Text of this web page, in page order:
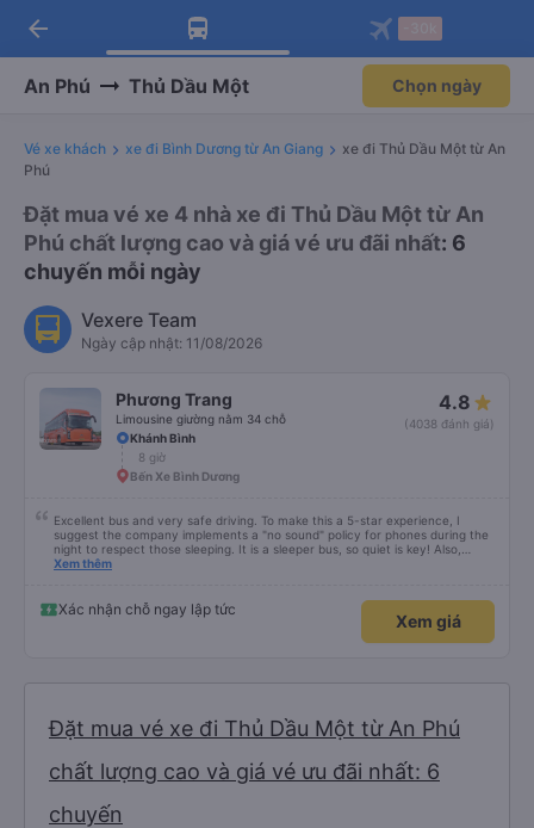
Tải app Vexere ngay!
Nhận ưu đãi thành viên độc
Mở app
Tải app Vexere
-30k/ghế khi đặt vé máy bay qua
Mở app
arrow_back
An Phú Thủ Dầu Một Chọn ngày
Vé xe khách xe đi Bình Dương từ An Giang
xe đi Thủ Dầu Một từ An
Phú
Đặt mua vé xe 4 nhà xe đi Thủ Dầu Một từ An
Phú chất lượng cao và giá vé ưu đãi nhất: 6
chuyến mỗi ngày
Vexere Team
Ngày cập nhật: 11/08/2026
Phương Trang
Limousine giường nằm 34 chỗ
4.8
(4038 đánh giá)
Khánh Bình
8 giờ
Bến Xe Bình Dương
Excellent bus and very safe driving. To make this a 5-star experience, I
suggest the company implements a "no sound" policy for phones during the
night to respect those sleeping. It is a sleeper bus, so quiet is key! Also,
please display the Wi-Fi password clearly inside the cabin for convenience. I
quy định rõ ràng về việc giữ im lặng (tắt âm thanh điện thoại) vào ban đêm
để tránh làm phiền hành khách khác ngủ. Ngoài ra, nhà xe nên dán sẵn mật
khẩu Wi-Fi trong xe để hành khách dễ dàng sử dụng. Tôi vẫn sẽ tiếp tục ủng
Xem thêm
Xác nhận chỗ ngay lập tức
Xem giá
Đặt mua vé xe đi Thủ Dầu Một từ An Phú
chất lượng cao và giá vé ưu đãi nhất: 6
chuyến